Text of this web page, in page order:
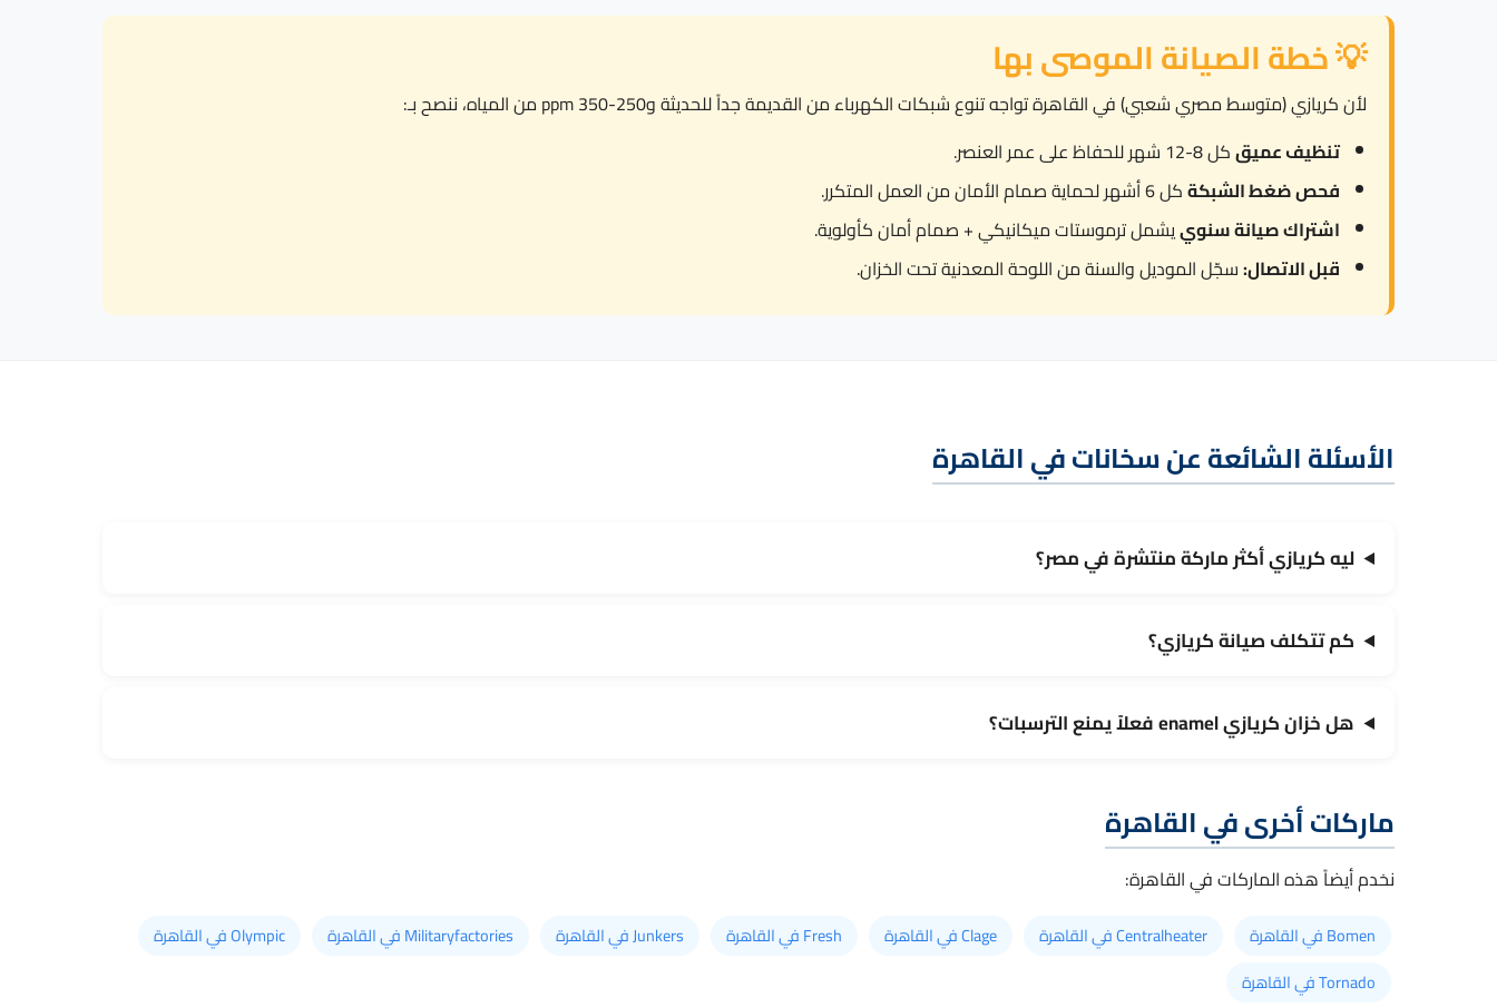
💡 خطة الصيانة الموصى بها
لأن كريازي (متوسط مصري شعبي) في القاهرة تواجه تنوع شبكات الكهرباء من القديمة جداً للحديثة و250-350 ppm من المياه، ننصح بـ:
تنظيف عميقكل 8-12 شهر للحفاظ على عمر العنصر.
فحص ضغط الشبكةكل 6 أشهر لحماية صمام الأمان من العمل المتكرر.
اشتراك صيانة سنوييشمل ترموستات ميكانيكي + صمام أمان كأولوية.
قبل الاتصال:سجّل الموديل والسنة من اللوحة المعدنية تحت الخزان.
الأسئلة الشائعة عن سخانات في القاهرة
ليه كريازي أكثر ماركة منتشرة في مصر؟
كم تتكلف صيانة كريازي؟
هل خزان كريازي enamel فعلاً يمنع الترسبات؟
ماركات أخرى في القاهرة
نخدم أيضاً هذه الماركات في القاهرة:
Bomen في القاهرة Centralheater في القاهرة Clage في القاهرة Fresh في القاهرة Junkers في القاهرة Militaryfactories في القاهرة
Olympic في القاهرة
Tornado في القاهرة